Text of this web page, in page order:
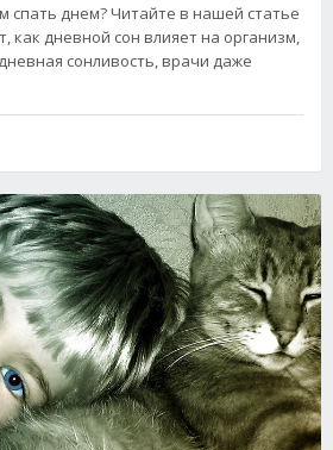
спать днем? Читайте в нашей статье
как дневной сон влияет на организм,
сонливость, врачи даже